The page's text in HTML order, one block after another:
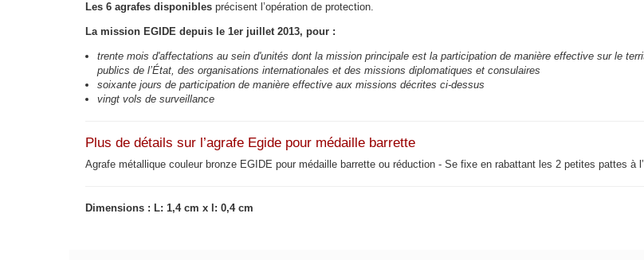
Les 6 agrafes disponibles précisent l’opération de protection.
La mission EGIDE depuis le 1er juillet 2013, pour :
trente mois d'affectations au sein d'unités dont la mission principale est la participation de manière effective sur le
publics de l’État, des organisations internationales et des missions diplomatiques et consulaires
soixante jours de participation de manière effective aux missions décrites ci-dessus
vingt vols de surveillance
Plus de détails sur l’agrafe Egide pour médaille barrette
Agrafe métallique couleur bronze EGIDE pour médaille barrette ou réduction - Se fixe en rabattant les 2 petites pattes à
Dimensions : L: 1,4 cm x l: 0,4 cm